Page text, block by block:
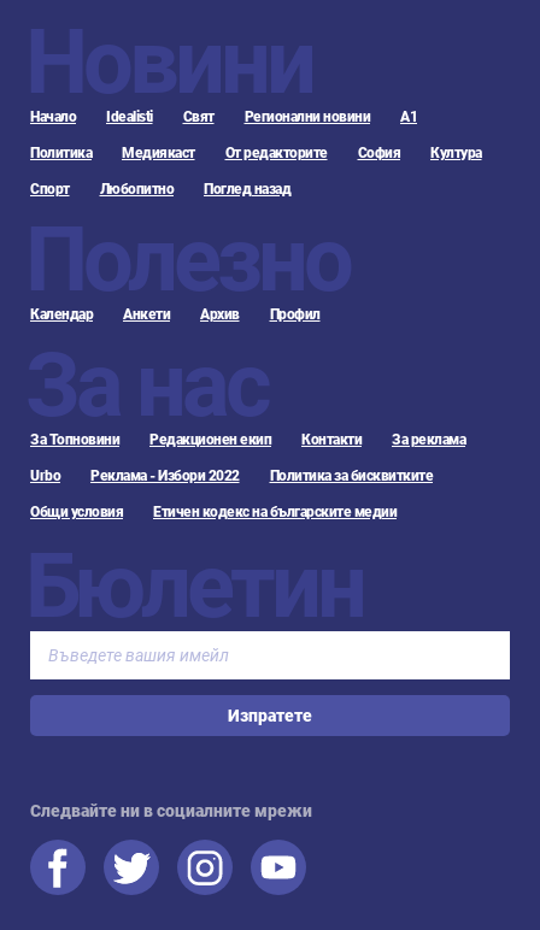
Новини
Начало Idealisti Свят Регионални новини А1
Политика Медиякаст От редакторите София Култура
Спорт Любопитно Поглед назад
Полезно
Календар Анкети Архив Профил
За нас
За Топновини Редакционен екип Контакти За реклама
Urbo Реклама - Избори 2022 Политика за бисквитките
Общи условия Етичен кодекс на българските медии
Бюлетин
Изпратете
Следвайте ни в социалните мрежи